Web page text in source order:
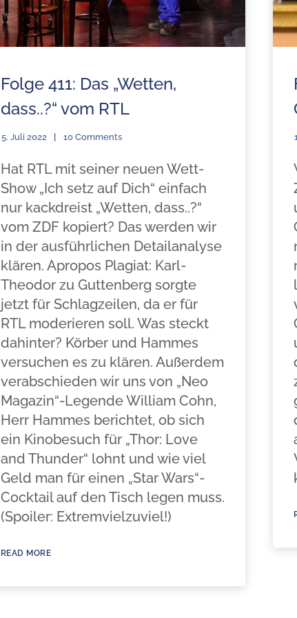
Folge 411: Das „Wetten,
dass..?“ vom RTL
5. Juli 2022 10 Comments
Hat RTL mit seiner neuen Wett-
Show „Ich setz auf Dich“ einfach
nur kackdreist „Wetten, dass..?“
vom ZDF kopiert? Das werden wir
in der ausführlichen Detailanalyse
klären. Apropos Plagiat: Karl-
Theodor zu Guttenberg sorgte
jetzt für Schlagzeilen, da er für
RTL moderieren soll. Was steckt
dahinter? Körber und Hammes
versuchen es zu klären. Außerdem
verabschieden wir uns von „Neo
Magazin“-Legende William Cohn,
Herr Hammes berichtet, ob sich
ein Kinobesuch für „Thor: Love
and Thunder“ lohnt und wie viel
Geld man für einen „Star Wars“-
Cocktail auf den Tisch legen muss.
(Spoiler: Extremvielzuviel!)
READ MORE